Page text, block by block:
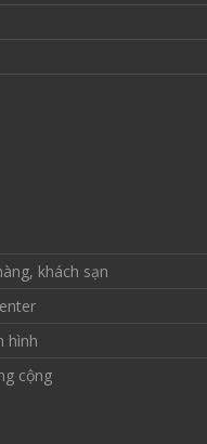
khách sạn
hình
cộng